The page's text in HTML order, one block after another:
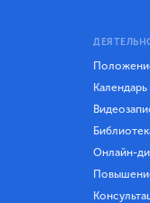
Онлайн-